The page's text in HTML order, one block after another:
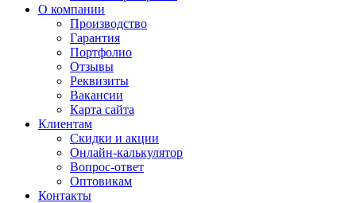
О компании
Производство
Гарантия
Портфолио
Отзывы
Реквизиты
Вакансии
Карта сайта
Клиентам
Скидки и акции
Онлайн-калькулятор
Вопрос-ответ
Оптовикам
Контакты